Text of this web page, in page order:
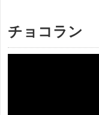
チョコラン